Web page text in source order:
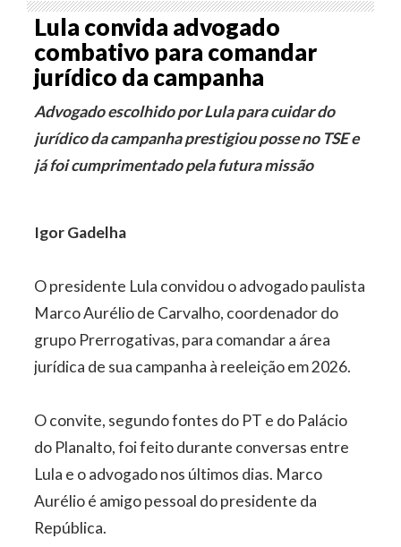
Lula convida advogado
combativo para comandar
jurídico da campanha
Advogado escolhido por Lula para cuidar do
jurídico da campanha prestigiou posse no TSE e
já foi cumprimentado pela futura missão
Igor Gadelha
O presidente Lula convidou o advogado paulista
Marco Aurélio de Carvalho, coordenador do
grupo Prerrogativas, para comandar a área
jurídica de sua campanha à reeleição em 2026.
O convite, segundo fontes do PT e do Palácio
do Planalto, foi feito durante conversas entre
Lula e o advogado nos últimos dias. Marco
Aurélio é amigo pessoal do presidente da
República.